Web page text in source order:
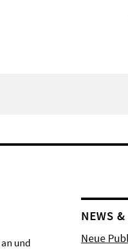
an und
NEWS &
Neue